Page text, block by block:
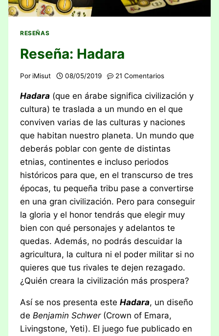
RESEÑAS
Reseña: Hadara
Por iMisut 08/05/2019 21 Comentarios
Hadara (que en árabe significa civilización y
cultura) te traslada a un mundo en el que
conviven varias de las culturas y naciones
que habitan nuestro planeta. Un mundo que
deberás poblar con gente de distintas
etnias, continentes e incluso periodos
históricos para que, en el transcurso de tres
épocas, tu pequeña tribu pase a convertirse
en una gran civilización. Pero para conseguir
la gloria y el honor tendrás que elegir muy
bien con qué personajes y adelantos te
quedas. Además, no podrás descuidar la
agricultura, la cultura ni el poder militar si no
quieres que tus rivales te dejen rezagado.
¿Quién creara la civilización más prospera?
Así se nos presenta esteHadara, un diseño
de Benjamin Schwer(Crown of Emara,
Livingstone, Yeti). El juego fue publicado en